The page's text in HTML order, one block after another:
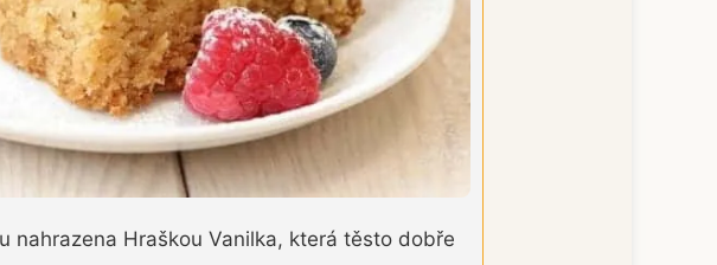
nahrazena Hraškou Vanilka, která těsto dobře